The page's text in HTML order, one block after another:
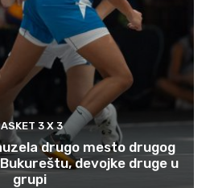
3 X 3
drugo mesto drugog
devojke druge u
grupi